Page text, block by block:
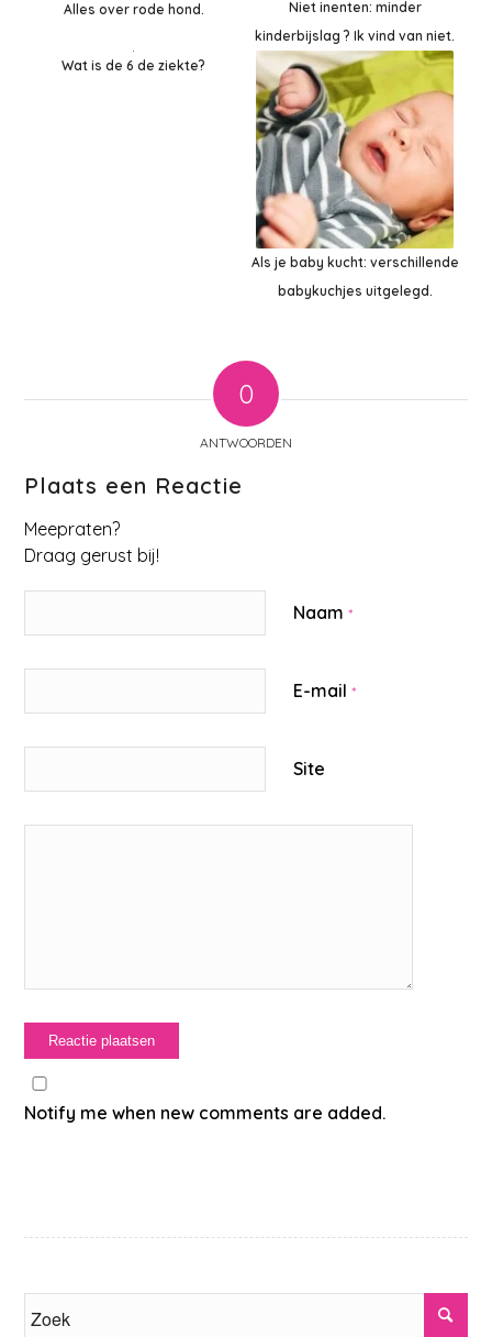
Alles over rode hond.
Niet inenten: minder
kinderbijslag ? Ik vind van niet.
Wat is de 6 de ziekte?
Als je baby kucht: verschillende
babykuchjes uitgelegd.
0
ANTWOORDEN
Plaats een Reactie
Meepraten?
Draag gerust bij!
Naam*
E-mail*
Site
Notify me when new comments are added.